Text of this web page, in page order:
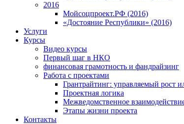
2016
Мойсоцпроект.РФ (2016)
«Достояние Республики» (2016)
Услуги
Курсы
Видео курсы
Первый шаг в НКО
финансовая грамотность и фандрайзинг
Работа с проектами
Грантрайтинг: управляемый рост
Проектная логика
Межведомственное
Этапы жизни проекта
Контакты